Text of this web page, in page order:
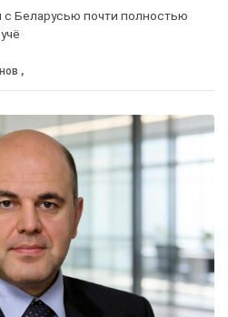
Беларусью почти полностью
,